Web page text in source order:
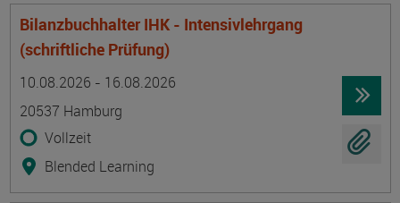
Bilanzbuchhalter IHK - Intensivlehrgang
(schriftliche Prüfung)
10.08.2026 - 16.08.2026
20537 Hamburg
Vollzeit
Blended Learning